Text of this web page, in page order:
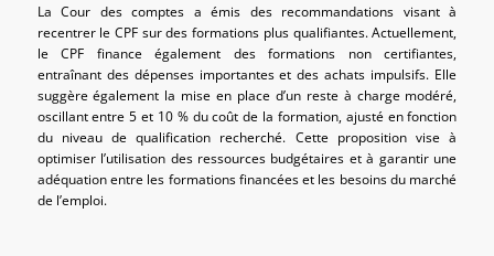
La Cour des comptes a émis des recommandations visant à
recentrer le CPF sur des formations plus qualifiantes. Actuellement,
le CPF finance également des formations non certifiantes,
entraînant des dépenses importantes et des achats impulsifs. Elle
suggère également la mise en place d’un reste à charge modéré,
oscillant entre 5 et 10 % du coût de la formation, ajusté en fonction
du niveau de qualification recherché. Cette proposition vise à
optimiser l’utilisation des ressources budgétaires et à garantir une
adéquation entre les formations financées et les besoins du marché
de l’emploi.